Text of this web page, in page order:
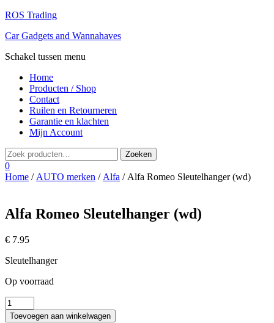
ROS Trading
Car Gadgets and Wannahaves
Schakel tussen menu
Home
Producten / Shop
Contact
Ruilen en Retourneren
Garantie en klachten
Mijn Account
0
Home / AUTO merken / Alfa / Alfa Romeo Sleutelhanger (wd)
Alfa Romeo Sleutelhanger (wd)
€ 7.95
Sleutelhanger
Op voorraad
Alfa
Romeo
Toevoegen aan winkelwagen